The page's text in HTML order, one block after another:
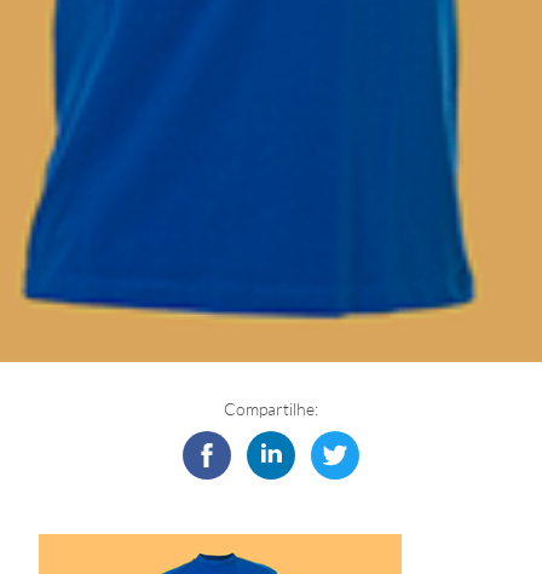
Compartilhe: